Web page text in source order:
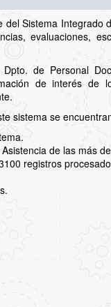
Sistema
evaluaciones,
de Personal
de interés de
sistema se
de las más
registros